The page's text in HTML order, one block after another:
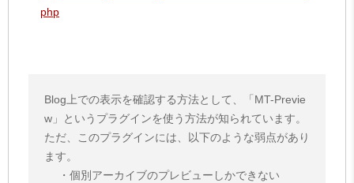
php
Blog上での表示を確認する方法として、「MT-Previe
w」というプラグインを使う方法が知られています。
ただ、このプラグインには、以下のような弱点があり
ます。
・個別アーカイブのプレビューしかできない